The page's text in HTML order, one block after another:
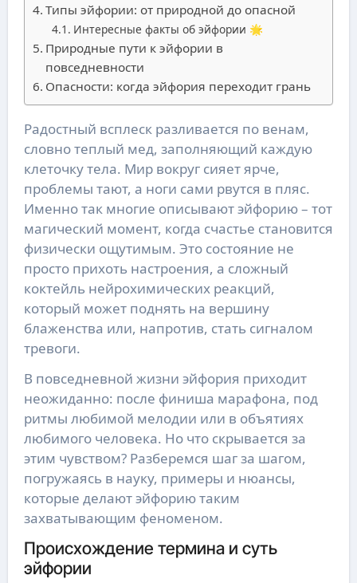
Типы эйфории: от природной до опасной
Интересные факты об эйфории 🌟
Природные пути к эйфории в
повседневности
Опасности: когда эйфория переходит грань
Радостный всплеск разливается по венам,
словно теплый мед, заполняющий каждую
клеточку тела. Мир вокруг сияет ярче,
проблемы тают, а ноги сами рвутся в пляс.
Именно так многие описывают эйфорию – тот
магический момент, когда счастье становится
физически ощутимым. Это состояние не
просто прихоть настроения, а сложный
коктейль нейрохимических реакций,
который может поднять на вершину
блаженства или, напротив, стать сигналом
тревоги.
В повседневной жизни эйфория приходит
неожиданно: после финиша марафона, под
ритмы любимой мелодии или в объятиях
любимого человека. Но что скрывается за
этим чувством? Разберемся шаг за шагом,
погружаясь в науку, примеры и нюансы,
которые делают эйфорию таким
захватывающим феноменом.
Происхождение термина и суть
эйфории